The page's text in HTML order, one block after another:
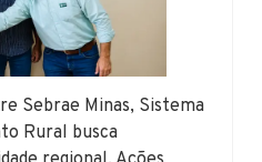
Sebrae Minas, Sistema
Rural busca